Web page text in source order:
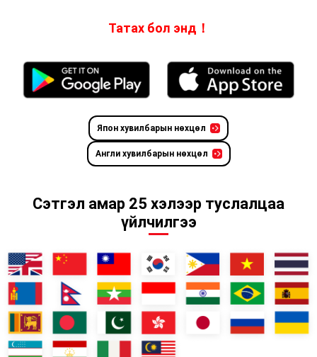
Татах бол энд！
Япон хувилбарын нөхцөл
Англи хувилбарын нөхцөл
Сэтгэл амар 25 хэлээр туслалцаа
үйлчилгээ